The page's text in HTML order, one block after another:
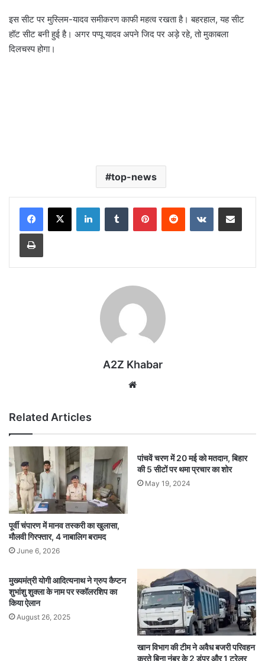
इस सीट पर मुस्लिम-यादव समीकरण काफी महत्व रखता है। बहरहाल, यह सीट
हॉट सीट बनी हुई है। अगर पप्पू यादव अपने जिद पर अड़े रहे, तो मुकाबला
दिलचस्प होगा।
top-news
LinkedInTumblr PinterestReddit VKontakteShare via Email
Print
A2Z Khabar
Related Articles
पूर्वी चंपारण में मानव तस्करी का खुलासा,
मौलवी गिरफ्तार, 4 नाबालिग बरामद
June 6, 2026
पांचवें चरण में 20 मई को मतदान, बिहार
की 5 सीटों पर थमा प्रचार का शोर
May 19, 2024
मुख्यमंत्री योगी आदित्यनाथ ने ग्रुप कैप्टन
शुभांशु शुक्ला के नाम पर स्कॉलरशिप का
किया ऐलान
August 26, 2025
खान विभाग की टीम ने अवैध बजरी परिवहन
करते बिना नंबर के 2 डंपर और 1 ट्रेलर